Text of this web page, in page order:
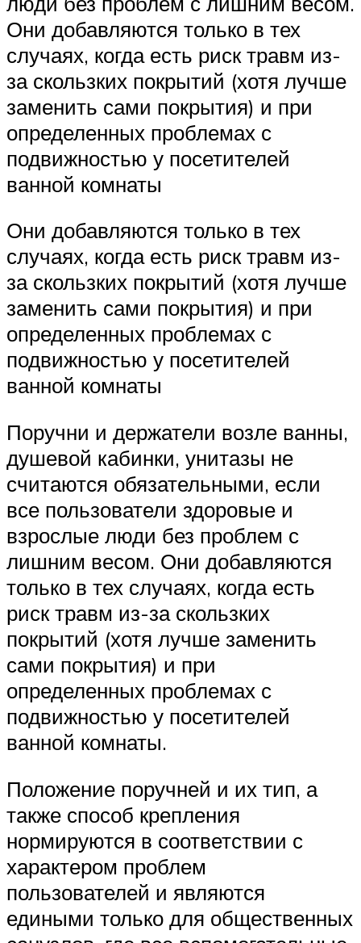
Они добавляются только в тех
случаях, когда есть риск травм из-
за скользких покрытий (хотя лучше
заменить сами покрытия) и при
определенных проблемах с
подвижностью у посетителей
ванной комнаты
Они добавляются только в тех
случаях, когда есть риск травм из-
за скользких покрытий (хотя лучше
заменить сами покрытия) и при
определенных проблемах с
подвижностью у посетителей
ванной комнаты
Поручни и держатели возле ванны,
душевой кабинки, унитазы не
считаются обязательными, если
все пользователи здоровые и
взрослые люди без проблем с
лишним весом. Они добавляются
только в тех случаях, когда есть
риск травм из-за скользких
покрытий (хотя лучше заменить
сами покрытия) и при
определенных проблемах с
подвижностью у посетителей
ванной комнаты.
Положение поручней и их тип, а
также способ крепления
нормируются в соответствии с
характером проблем
пользователей и являются
едиными только для общественных